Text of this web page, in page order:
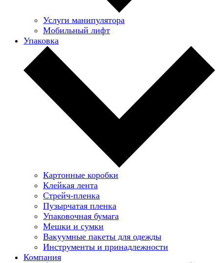
Услуги манипулятора
Мобильный лифт
Упаковка
Картонные коробки
Клейкая лента
Стрейч-пленка
Пузырчатая пленка
Упаковочная бумага
Мешки и сумки
Вакуумные пакеты для одежды
Инструменты и принадлежности
Компания